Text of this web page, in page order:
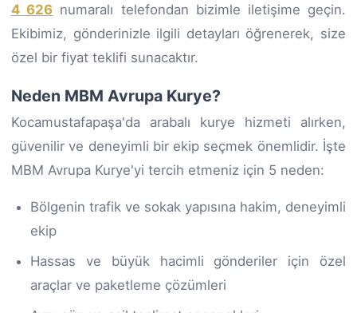
4 626 numaralı telefondan bizimle iletişime geçin.
Ekibimiz, gönderinizle ilgili detayları öğrenerek, size
özel bir fiyat teklifi sunacaktır.
Neden MBM Avrupa Kurye?
Kocamustafapaşa'da arabalı kurye hizmeti alırken,
güvenilir ve deneyimli bir ekip seçmek önemlidir. İşte
MBM Avrupa Kurye'yi tercih etmeniz için 5 neden:
Bölgenin trafik ve sokak yapısına hakim, deneyimli
ekip
Hassas ve büyük hacimli gönderiler için özel
araçlar ve paketleme çözümleri